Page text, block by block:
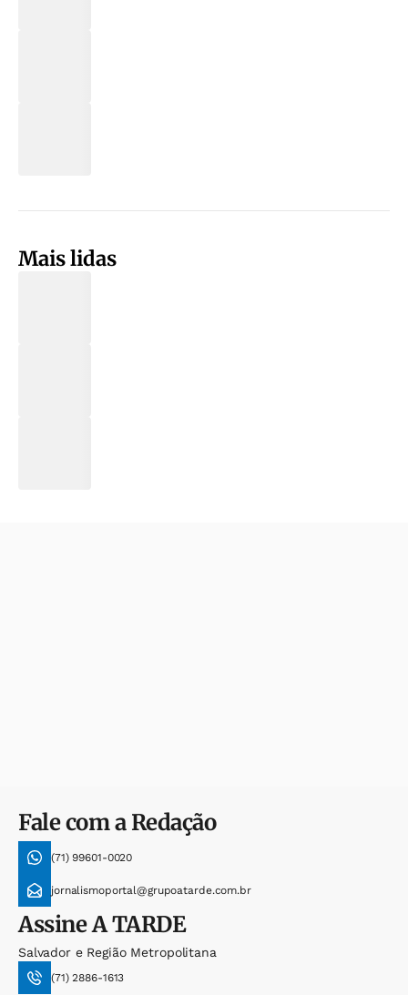
Mais lidas
Fale com a Redação
(71) 99601-0020
jornalismoportal@grupoatarde.com.br
AssineA TARDE
Salvador e Região Metropolitana
(71) 2886-1613